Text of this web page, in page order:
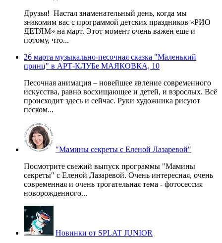
Друзья! Настал знаменательный день, когда мы
знакомим вас с программой детских праздников «РИО
ДЕТЯМ» на март. Этот момент очень важен еще и
потому, что...
26 марта музыкально-песочная сказка "Маленький
принц" в АРТ-КЛУБе МАЯКОВКА, 10
Песочная анимация – новейшее явление современного
искусства, равно восхищающее и детей, и взрослых. Всё
происходит здесь и сейчас. Руки художника рисуют
песком...
"Мамины секреты с Еленой Лазаревой"
Посмотрите свежий выпуск программы "Мамины
секреты" с Еленой Лазаревой. Очень интересная, очень
современная и очень трогательная тема - фотосессия
новорожденного...
Новинки от SPLAT JUNIOR